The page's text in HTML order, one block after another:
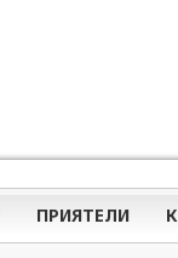
ПРИЯТЕЛИ